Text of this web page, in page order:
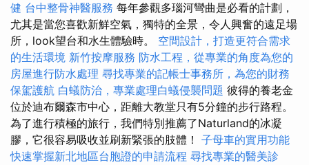
健 台中整骨神醫服務 每年參觀多瑙河彎曲是必看的計劃，
尤其是當您喜歡新鮮空氣，獨特的全景，令人興奮的遠足場
所，look望台和水生體驗時。 空間設計，打造更符合需求
的生活環境 新竹按摩服務 防水工程，從專業的角度為您的
房屋進行防水處理 尋找專業的記帳士事務所，為您的財務
保駕護航 白蟻防治，專業處理白蟻侵襲問題 彼得的養老金
位於迪布爾森市中心，距離大教堂只有5分鐘的步行路程。
為了進行積極的旅行，我們特別推薦了Naturland的冰凝
膠，它很容易吸收並刷新緊張的肢體！ 子母車的實用功能
快速掌握新北地區台胞證的申請流程 尋找專業的醫美診